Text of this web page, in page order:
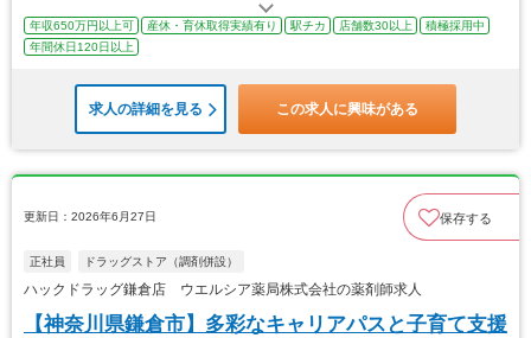
年収650万円以上可 産休・育休取得実績有り 駅チカ 店舗数30以上
積極採用中
年間休日120日以上
求人の詳細を見る この求人に興味がある
更新日：2026年6月27日 保存する
正社員 ドラッグストア（調剤併設）
ハックドラッグ鎌倉店 ウエルシア薬局株式会社の薬剤師求人
【神奈川県鎌倉市】多彩なキャリアパスと子育て支援